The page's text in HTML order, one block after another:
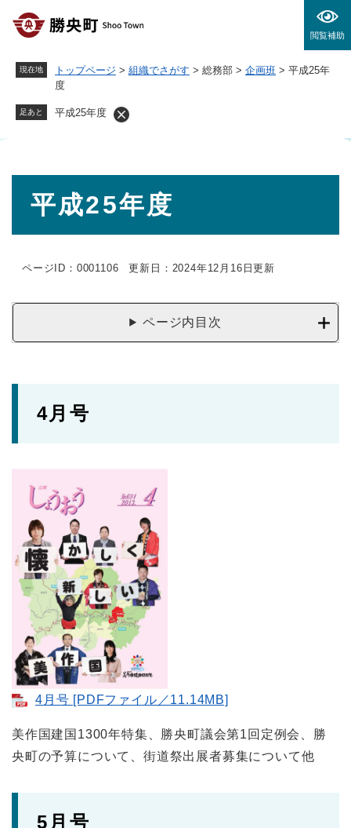
閲覧補助
現在地 トップページ > 組織でさがす > 総務部 > 企画班 > 平成25年
度
足あと 平成25年度
平成25年度
ページID：0001106 更新日：2024年12月16日更新
ページ内目次
4月号
4月号 [PDFファイル／11.14MB]
美作国建国1300年特集、勝央町議会第1回定例会、勝
央町の予算について、街道祭出展者募集について他
5月号